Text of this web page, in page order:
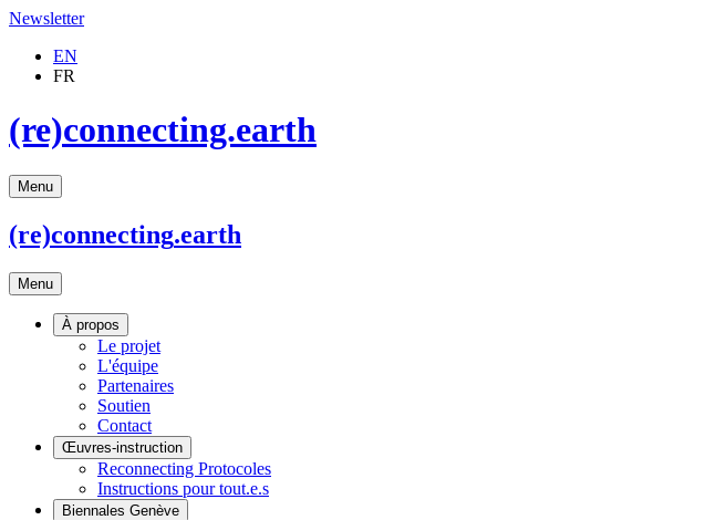
Newsletter
EN
FR
(re)connecting.earth
Menu
(re)connecting.earth
Menu
À propos
Le projet
L'équipe
Partenaires
Soutien
Contact
Œuvres-instruction
Reconnecting Protocoles
Instructions pour tout.e.s
Biennales Genève